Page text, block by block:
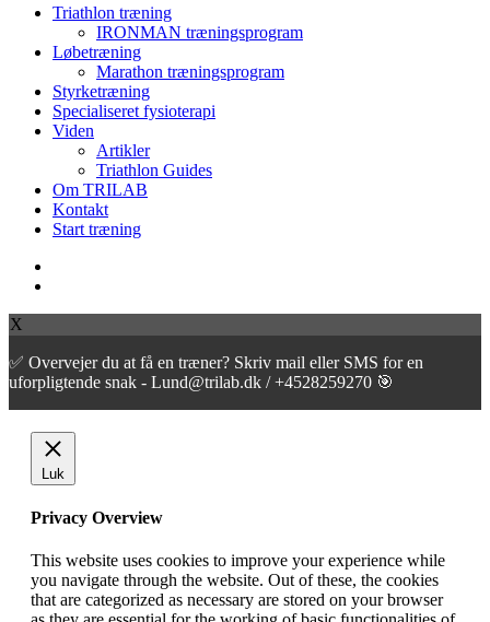
Close
Triathlon træning
IRONMAN træningsprogram
Løbetræning
Marathon træningsprogram
Styrketræning
Specialiseret fysioterapi
Viden
Artikler
Triathlon Guides
Om TRILAB
Kontakt
Start træning
X
✅ Overvejer du at få en træner? Skriv mail eller SMS for en
uforpligtende snak - Lund@trilab.dk / +4528259270 🎯
Luk
Privacy Overview
This website uses cookies to improve your experience while
you navigate through the website. Out of these, the cookies
that are categorized as necessary are stored on your browser